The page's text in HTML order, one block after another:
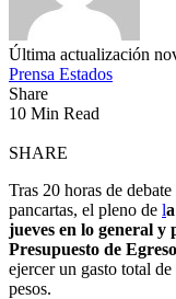
Última actualización
Prensa Estados
Share
10 Min Read
SHARE
Tras 20 horas de
pancartas, el pleno de l
jueves en lo general
Presupuesto de
ejercer un gasto total
pesos.